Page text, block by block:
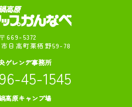
〒669-5372
日高町栗栖野59-78
ゲレンデ事務所
45-1545
高原キャンプ場